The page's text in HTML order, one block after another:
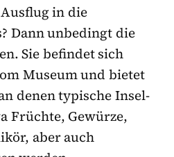
in die
Dann unbedingt die
Sie befindet sich
Museum und bietet
denen typische Insel-
Früchte, Gewürze,
aber auch